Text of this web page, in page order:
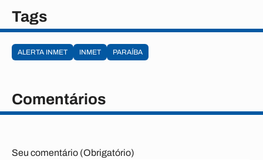
Tags
ALERTA INMET INMET PARAÍBA
Comentários
Seu comentário (Obrigatório)